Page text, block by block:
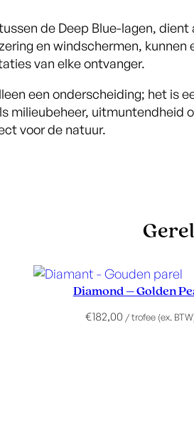
de Deep Blue-lagen,
en windschermen,
van elke ontvanger.
een onderscheiding; het
milieubeheer, uitmuntendheid
voor de natuur.
Diamond – Golden
€182,00 / trofee (ex.